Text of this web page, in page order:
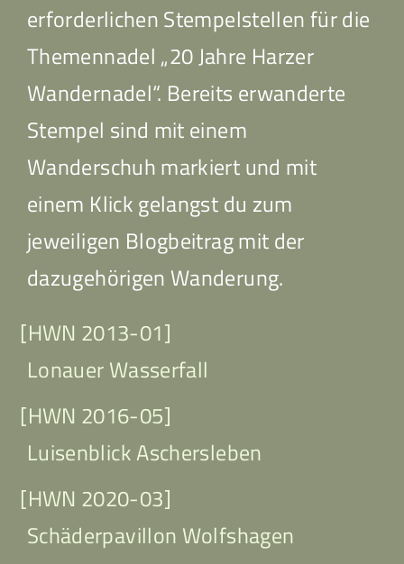
erforderlichen Stempelstellen für die
Themennadel „20 Jahre Harzer
Wandernadel“. Bereits erwanderte
Stempel sind mit einem
Wanderschuh markiert und mit
einem Klick gelangst du zum
jeweiligen Blogbeitrag mit der
dazugehörigen Wanderung.
[HWN 2013-01]
Lonauer Wasserfall
[HWN 2016-05]
Luisenblick Aschersleben
[HWN 2020-03]
Schäderpavillon Wolfshagen